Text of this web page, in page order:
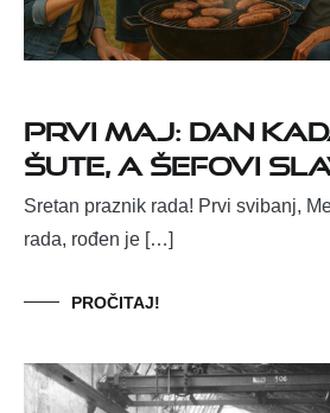
Prvi maj: Dan
šute, a šefovi
Sretan praznik rada! Prvi svibanj,
rada, rođen je […]
PROČITAJ!